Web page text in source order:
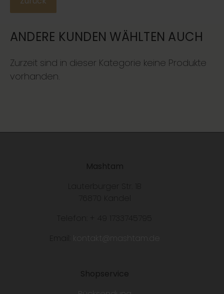
ANDERE KUNDEN WÄHLTEN AUCH
Zurzeit sind in dieser Kategorie keine Produkte
vorhanden.
Mashtam
Lauterburger Str. 1B
Telefon: + 49 1733745795
kontakt@mashtam.de
Shopservice